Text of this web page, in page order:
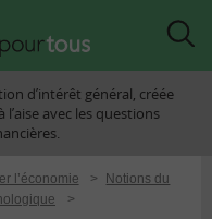
d’intérêt général, créée
avec les questions
l’économie >
Notions du
>